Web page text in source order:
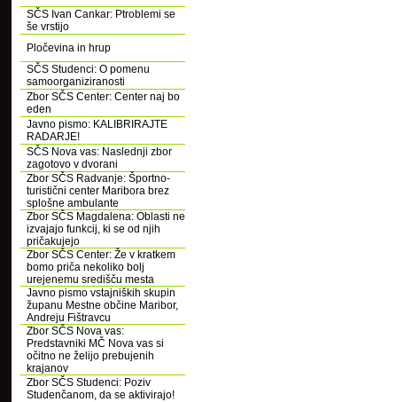
SČS Ivan Cankar: Ptroblemi se
še vrstijo
Pločevina in hrup
SČS Studenci: O pomenu
samoorganiziranosti
Zbor SČS Center: Center naj bo
eden
Javno pismo: KALIBRIRAJTE
RADARJE!
SČS Nova vas: Naslednji zbor
zagotovo v dvorani
Zbor SČS Radvanje: Športno-
turistični center Maribora brez
splošne ambulante
Zbor SČS Magdalena: Oblasti ne
izvajajo funkcij, ki se od njih
pričakujejo
Zbor SČS Center: Že v kratkem
bomo priča nekoliko bolj
urejenemu središču mesta
Javno pismo vstajniških skupin
županu Mestne občine Maribor,
Andreju Fištravcu
Zbor SČS Nova vas:
Predstavniki MČ Nova vas si
očitno ne želijo prebujenih
krajanov
Zbor SČS Studenci: Poziv
Studenčanom, da se aktivirajo!